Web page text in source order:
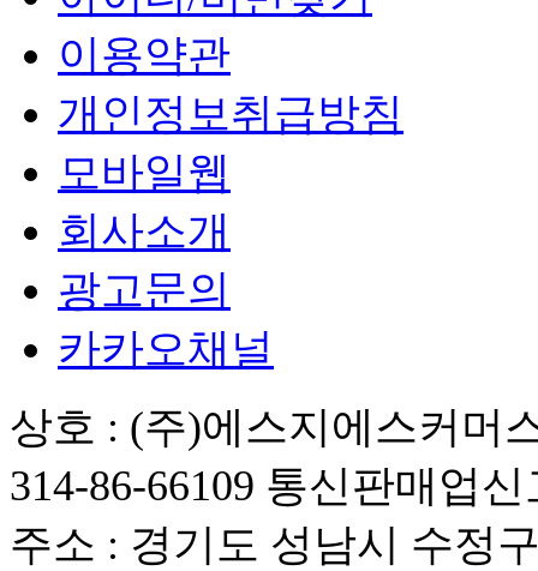
이용약관
개인정보취급방침
모바일웹
회사소개
광고문의
카카오채널
상호 : (주)에스지에스커머
314-86-66109 통신판매업
주소 : 경기도 성남시 수정